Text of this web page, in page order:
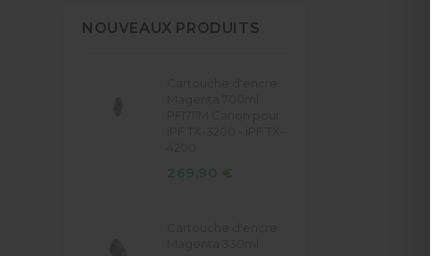
NOUVEAUX PRODUITS
269,90 €